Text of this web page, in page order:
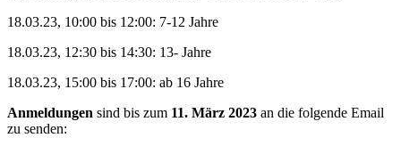
18.03.23, 10:00 bis 12:00: 7-12 Jahre
18.03.23, 12:30 bis 14:30: 13- Jahre
18.03.23, 15:00 bis 17:00: ab 16 Jahre
Anmeldungen sind bis zum 11. März 2023 an die folgende Email
zu senden: